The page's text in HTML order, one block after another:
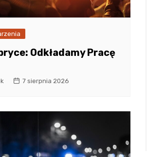
Odkładamy Pracę
7 sierpnia 2026